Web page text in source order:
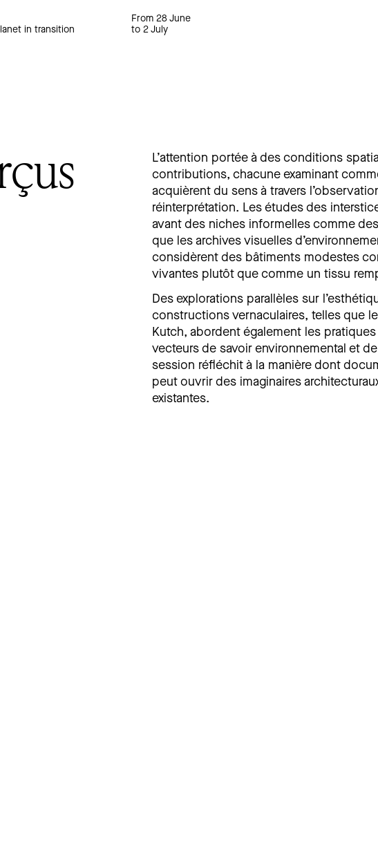
in transition
From 28 June
to 2 July
L’attention portée à des conditions
contributions, chacune examinant
acquièrent du sens à travers
réinterprétation. Les études des
avant des niches informelles comme
que les archives visuelles
considèrent des bâtiments modestes
vivantes plutôt que comme un tissu
Des explorations parallèles sur
constructions vernaculaires, telles que
Kutch, abordent également les
vecteurs de savoir environnemental et
session réfléchit à la manière dont
peut ouvrir des imaginaires
existantes.